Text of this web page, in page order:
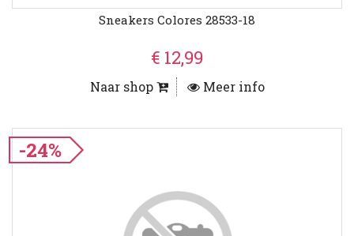
Sneakers Colores 28533-18
€ 12,99
Naar shop Meer info
-24%